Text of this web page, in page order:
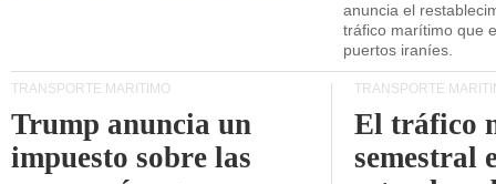
anuncia el
tráfico marítimo que
puertos iraníes.
TRANSPORTE MARÍTIMO
Trump anuncia un
impuesto sobre las
TRANSPORTE
El tráfico
semestral